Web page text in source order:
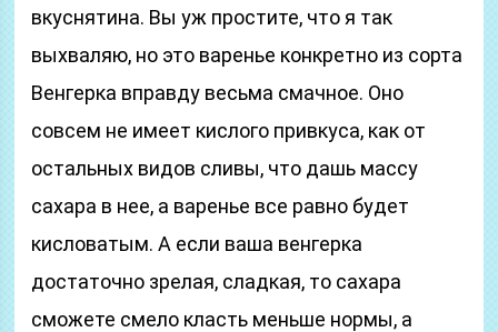
вкуснятина. Вы уж простите, что я так
выхваляю, но это варенье конкретно из сорта
Венгерка вправду весьма смачное. Оно
совсем не имеет кислого привкуса, как от
остальных видов сливы, что дашь массу
сахара в нее, а варенье все равно будет
кисловатым. А если ваша венгерка
достаточно зрелая, сладкая, то сахара
сможете смело класть меньше нормы, а